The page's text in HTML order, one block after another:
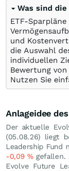
Was sind
ETF-
und
die Auswahl
individuellen
Bewertung
Nutzen Sie
Anlageidee
Der aktuelle
(05.08.26) liegt
Leadership Fund
-0,09 %gefallen.
Evolve Future